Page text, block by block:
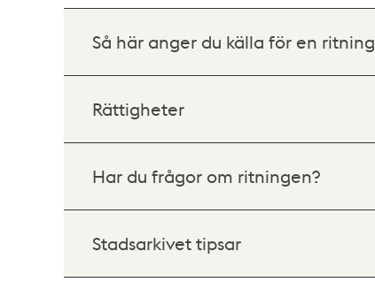
Så här anger du källa för en ritning
Rättigheter
Har du frågor om ritningen?
Stadsarkivet tipsar